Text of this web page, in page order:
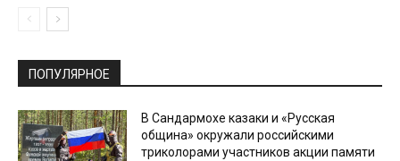
ПОПУЛЯРНОЕ
В Сандармохе казаки и «Русская
община» окружали российскими
триколорами участников акции памяти